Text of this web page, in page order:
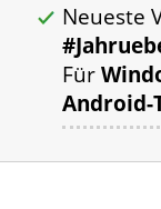
Neueste
Für
Android-